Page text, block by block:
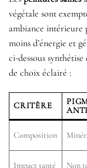
végétale sont
ambiance intérieure
moins d’énergie et
ci-dessous
de choix éclairé :
CRITÈRE
Composition
Impact santé Non